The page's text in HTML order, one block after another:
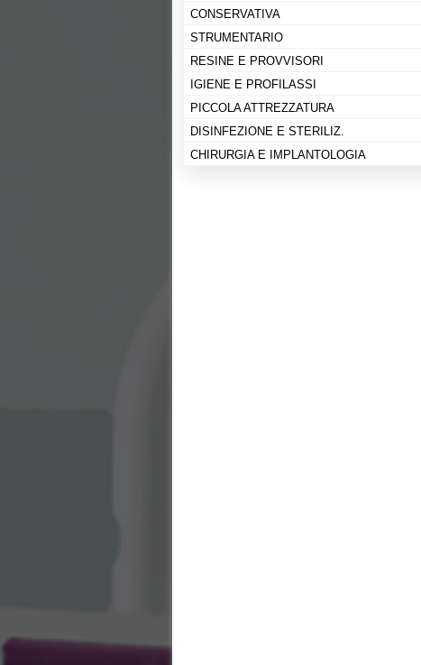
CONSERVATIVA
STRUMENTARIO
RESINE E PROVVISORI
IGIENE E PROFILASSI
PICCOLA ATTREZZATURA
DISINFEZIONE E STERILIZ.
CHIRURGIA E IMPLANTOLOGIA